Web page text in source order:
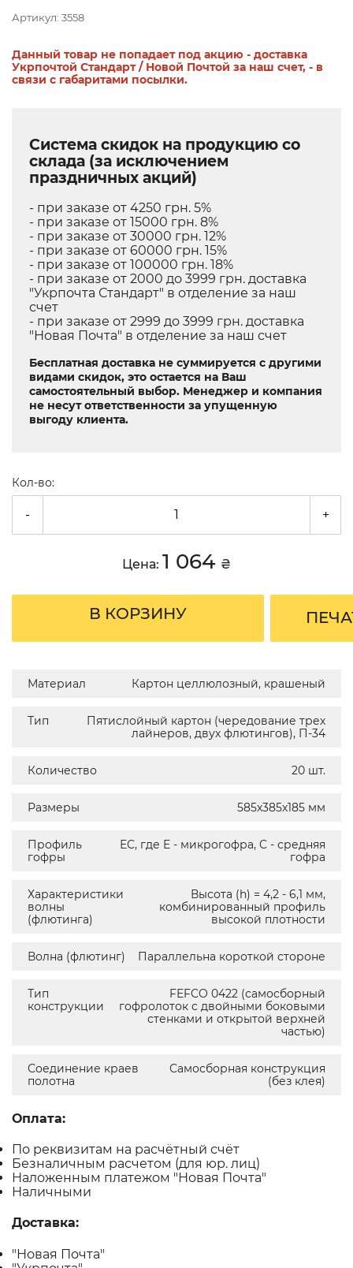
Артикул: 3558
Данный товар не попадает под акцию - доставка
Укрпочтой Стандарт / Новой Почтой за наш счет, - в
связи с габаритами посылки.
Система скидок на продукцию со
склада (за исключением
праздничных акций)
- при заказе от 4250 грн. 5%
- при заказе от 15000 грн. 8%
- при заказе от 30000 грн. 12%
- при заказе от 60000 грн. 15%
- при заказе от 100000 грн. 18%
- при заказе от 2000 до 3999 грн. доставка
"Укрпочта Стандарт" в отделение за наш
счет
- при заказе от 2999 до 3999 грн. доставка
"Новая Почта" в отделение за наш счет
Бесплатная доставка не суммируется с другими
видами скидок, это остается на Ваш
самостоятельный выбор. Менеджер и компания
не несут ответственности за упущенную
выгоду клиента.
Кол-во:
- +
Цена: 1 064 ₴
В КОРЗИНУ
Материал Картон целлюлозный, крашеный
Тип
Пятислойный картон (чередование трех
лайнеров, двух флютингов), П-34
Количество 20 шт.
Размеры 585х385х185 мм
Профиль
гофры
ЕC, где E - микрогофра, C - средняя
гофра
Характеристики
волны
(флютинга)
Высота (h) = 4,2 - 6,1 мм,
комбинированный профиль
высокой плотности
Волна (флютинг) Параллельна короткой стороне
Тип
конструкции
FEFCO 0422 (самосборный
гофролоток с двойными боковыми
стенками и открытой верхней
частью)
Соединение краев
полотна
Самосборная конструкция
(без клея)
Оплата:
По реквизитам на расчётный счёт
Безналичным расчетом (для юр. лиц)
Наложенным платежом "Новая Почта"
Наличными
Доставка:
"Новая Почта"